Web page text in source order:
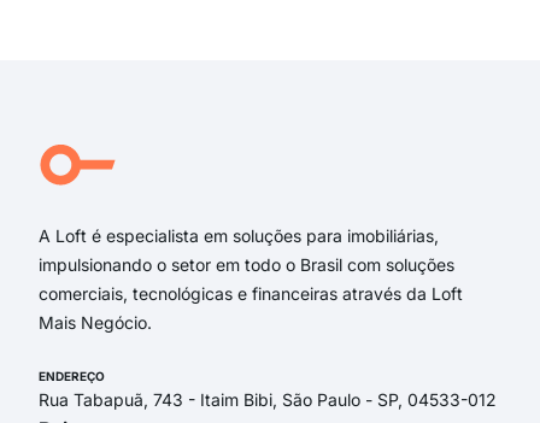
A Loft é especialista em soluções para imobiliárias,
impulsionando o setor em todo o Brasil com soluções
comerciais, tecnológicas e financeiras através da Loft
Mais Negócio.
ENDEREÇO
Rua Tabapuã, 743 - Itaim Bibi, São Paulo - SP, 04533-012